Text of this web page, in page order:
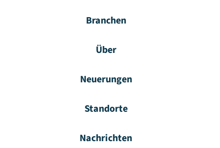
Branchen
Über
Neuerungen
Standorte
Nachrichten